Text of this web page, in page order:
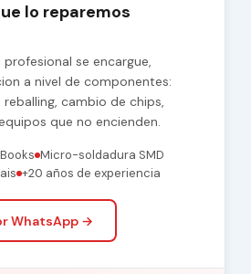
lo reparemos
se encargue,
a nivel de componentes:
cambio de chips,
que no encienden.
Micro-soldadura SMD
+20 años de experiencia
WhatsApp →